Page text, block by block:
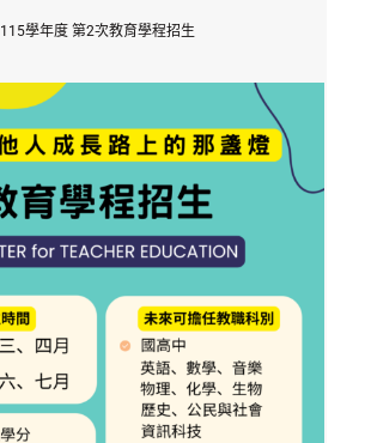
115學年度 第2次教育學程招生